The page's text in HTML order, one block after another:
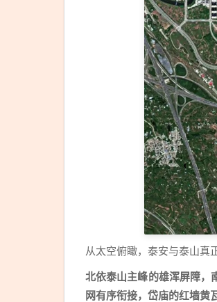
从太空俯瞰，泰安与泰山真
北依泰山主峰的雄浑屏障，
网有序衔接，岱庙的红墙黄